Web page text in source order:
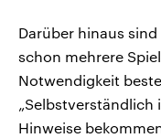
Darüber hinaus
schon mehrere
Notwendigkeit
„Selbstverständlich
Hinweise